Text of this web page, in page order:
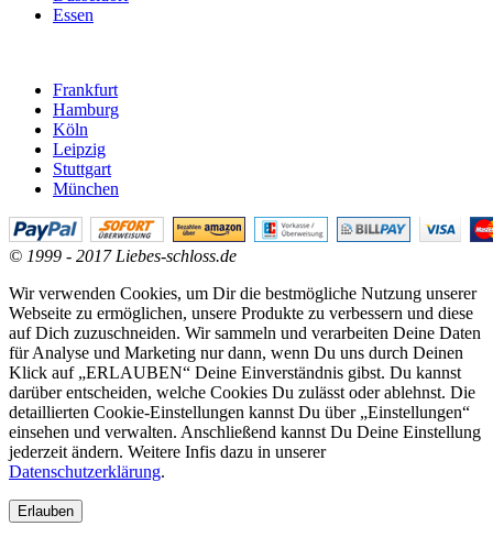
Essen
Frankfurt
Hamburg
Köln
Leipzig
Stuttgart
München
© 1999 - 2017 Liebes-schloss.de
Wir verwenden Cookies, um Dir die bestmögliche Nutzung unserer
Webseite zu ermöglichen, unsere Produkte zu verbessern und diese
auf Dich zuzuschneiden. Wir sammeln und verarbeiten Deine Daten
für Analyse und Marketing nur dann, wenn Du uns durch Deinen
Klick auf „ERLAUBEN“ Deine Einverständnis gibst. Du kannst
darüber entscheiden, welche Cookies Du zulässt oder ablehnst. Die
detaillierten Cookie-Einstellungen kannst Du über „Einstellungen“
einsehen und verwalten. Anschließend kannst Du Deine Einstellung
jederzeit ändern. Weitere Infis dazu in unserer
Datenschutzerklärung.
Erlauben